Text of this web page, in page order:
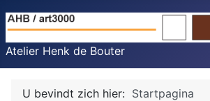
Atelier Henk de Bouter
U bevindt zich hier: Startpagina